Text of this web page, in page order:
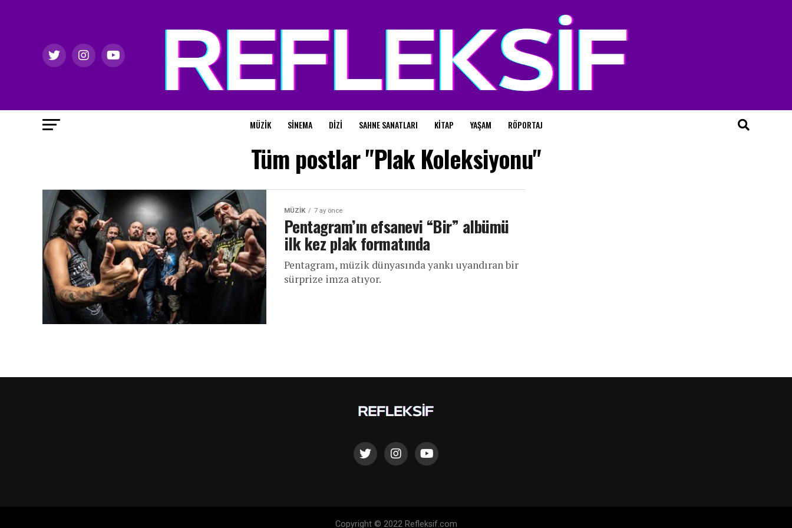
MÜZIK SINEMA DIZI SAHNE SANATLARI KITAP YAŞAM RÖPORTAJ
Tüm postlar "Plak Koleksiyonu"
MÜZIK 7 ay önce
Pentagram’ın efsanevi “Bir” albümü
ilk kez plak formatında
Pentagram, müzik dünyasında yankı uyandıran bir
sürprize imza atıyor.
Copyright © 2022 Refleksif.com